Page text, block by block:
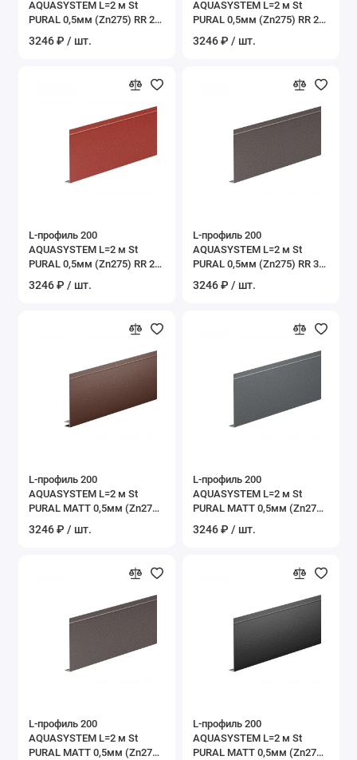
AQUASYSTEM L=2 м St
PURAL 0,5мм (Zn275) RR 20
3246 ₽ / шт.
AQUASYSTEM L=2 м St
PURAL 0,5мм (Zn275) RR 23
3246 ₽ / шт.
L-профиль 200
AQUASYSTEM L=2 м St
PURAL 0,5мм (Zn275) RR 29
3246 ₽ / шт.
L-профиль 200
AQUASYSTEM L=2 м St
PURAL 0,5мм (Zn275) RR 32
3246 ₽ / шт.
L-профиль 200
AQUASYSTEM L=2 м St
PURAL MATT 0,5мм (Zn275)
шоколад
3246 ₽ / шт.
L-профиль 200
AQUASYSTEM L=2 м St
PURAL MATT 0,5мм (Zn275)
3246 ₽ / шт.
L-профиль 200
AQUASYSTEM L=2 м St
PURAL MATT 0,5мм (Zn275)
L-профиль 200
AQUASYSTEM L=2 м St
PURAL MATT 0,5мм (Zn275)